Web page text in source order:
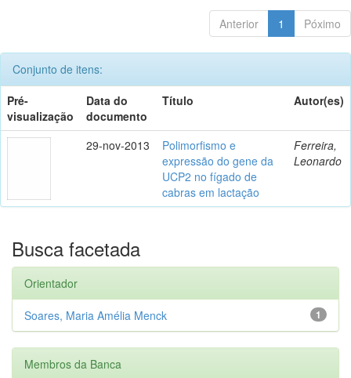
Anterior 1 Póximo
Conjunto de itens:
Pré-
visualização
Data do
documento
Título Autor(es)
29-nov-2013
Polimorfismo e
expressão do gene da
UCP2 no fígado de
cabras em lactação
Ferreira,
Leonardo
Busca facetada
Orientador
1
Soares, Maria Amélia Menck
Membros da Banca